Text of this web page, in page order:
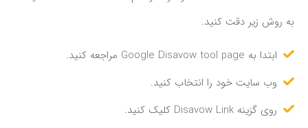
به روش زیر دقت کنید.
ابتدا به Google Disavow tool page مراجعه کنید.
وب سایت خود را انتخاب کنید.
روی گزینه Disavow Link کلیک کنید.